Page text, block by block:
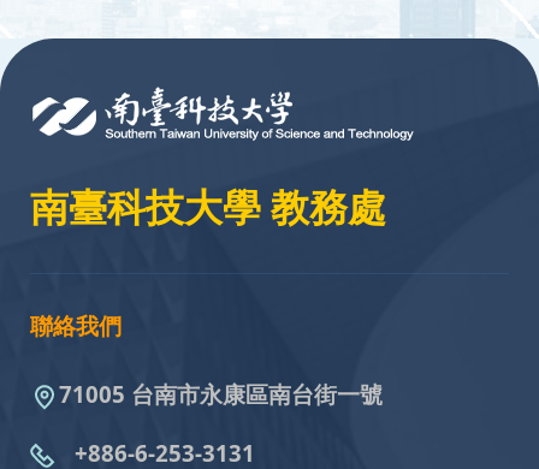
南臺科技大學 教務處
聯絡我們
71005 台南市永康區南台街一號
+886-6-253-3131